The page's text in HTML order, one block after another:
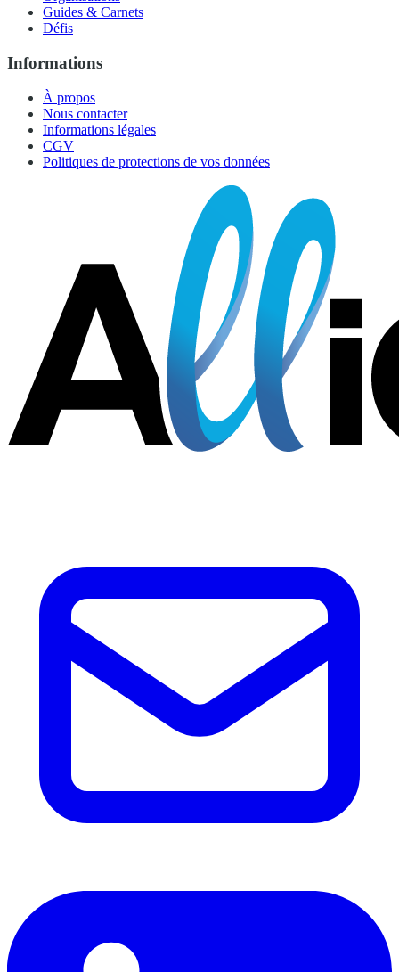
Guides & Carnets
Défis
Informations
À propos
Nous contacter
Informations légales
CGV
Politiques de protections de vos données